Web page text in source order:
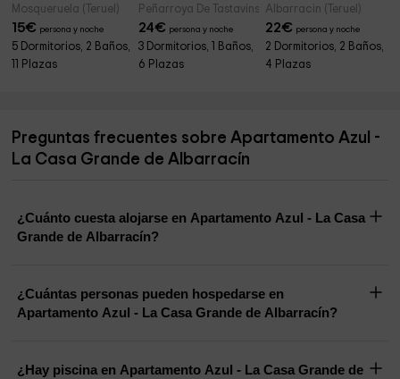
Mosqueruela (Teruel)
15€ persona y noche
5 Dormitorios, 2 Baños,
11 Plazas
Peñarroya De Tastavins (Teruel)
24€ persona y noche
3 Dormitorios, 1 Baños,
6 Plazas
Albarracin (Teruel)
22€ persona y noche
2 Dormitorios, 2 Baños,
4 Plazas
Preguntas frecuentes sobre Apartamento Azul -
La Casa Grande de Albarracín
¿Cuánto cuesta alojarse en Apartamento Azul - La Casa
Grande de Albarracín?
¿Cuántas personas pueden hospedarse en
Apartamento Azul - La Casa Grande de Albarracín?
¿Hay piscina en Apartamento Azul - La Casa Grande de